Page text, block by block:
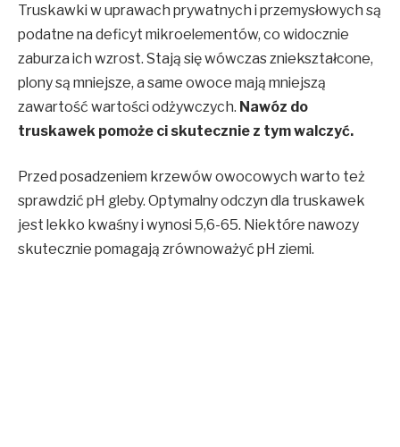
Truskawki w uprawach prywatnych i przemysłowych są
podatne na deficyt mikroelementów, co widocznie
zaburza ich wzrost. Stają się wówczas zniekształcone,
plony są mniejsze, a same owoce mają mniejszą
zawartość wartości odżywczych. Nawóz do
truskawek pomoże ci skutecznie z tym walczyć.
Przed posadzeniem krzewów owocowych warto też
sprawdzić pH gleby. Optymalny odczyn dla truskawek
jest lekko kwaśny i wynosi 5,6-65. Niektóre nawozy
skutecznie pomagają zrównoważyć pH ziemi.